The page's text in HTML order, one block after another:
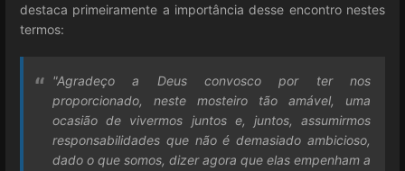
destaca primeiramente a importância desse encontro nestes
termos:
"Agradeço a Deus convosco por ter nos
proporcionado, neste mosteiro tão amável, uma
ocasião de vivermos juntos e, juntos, assumirmos
responsabilidades que não é demasiado ambicioso,
dado o que somos, dizer agora que elas empenham a